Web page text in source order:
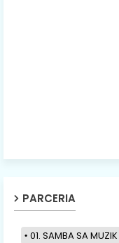
PARCERIA
01. SAMBA SA MUZIK